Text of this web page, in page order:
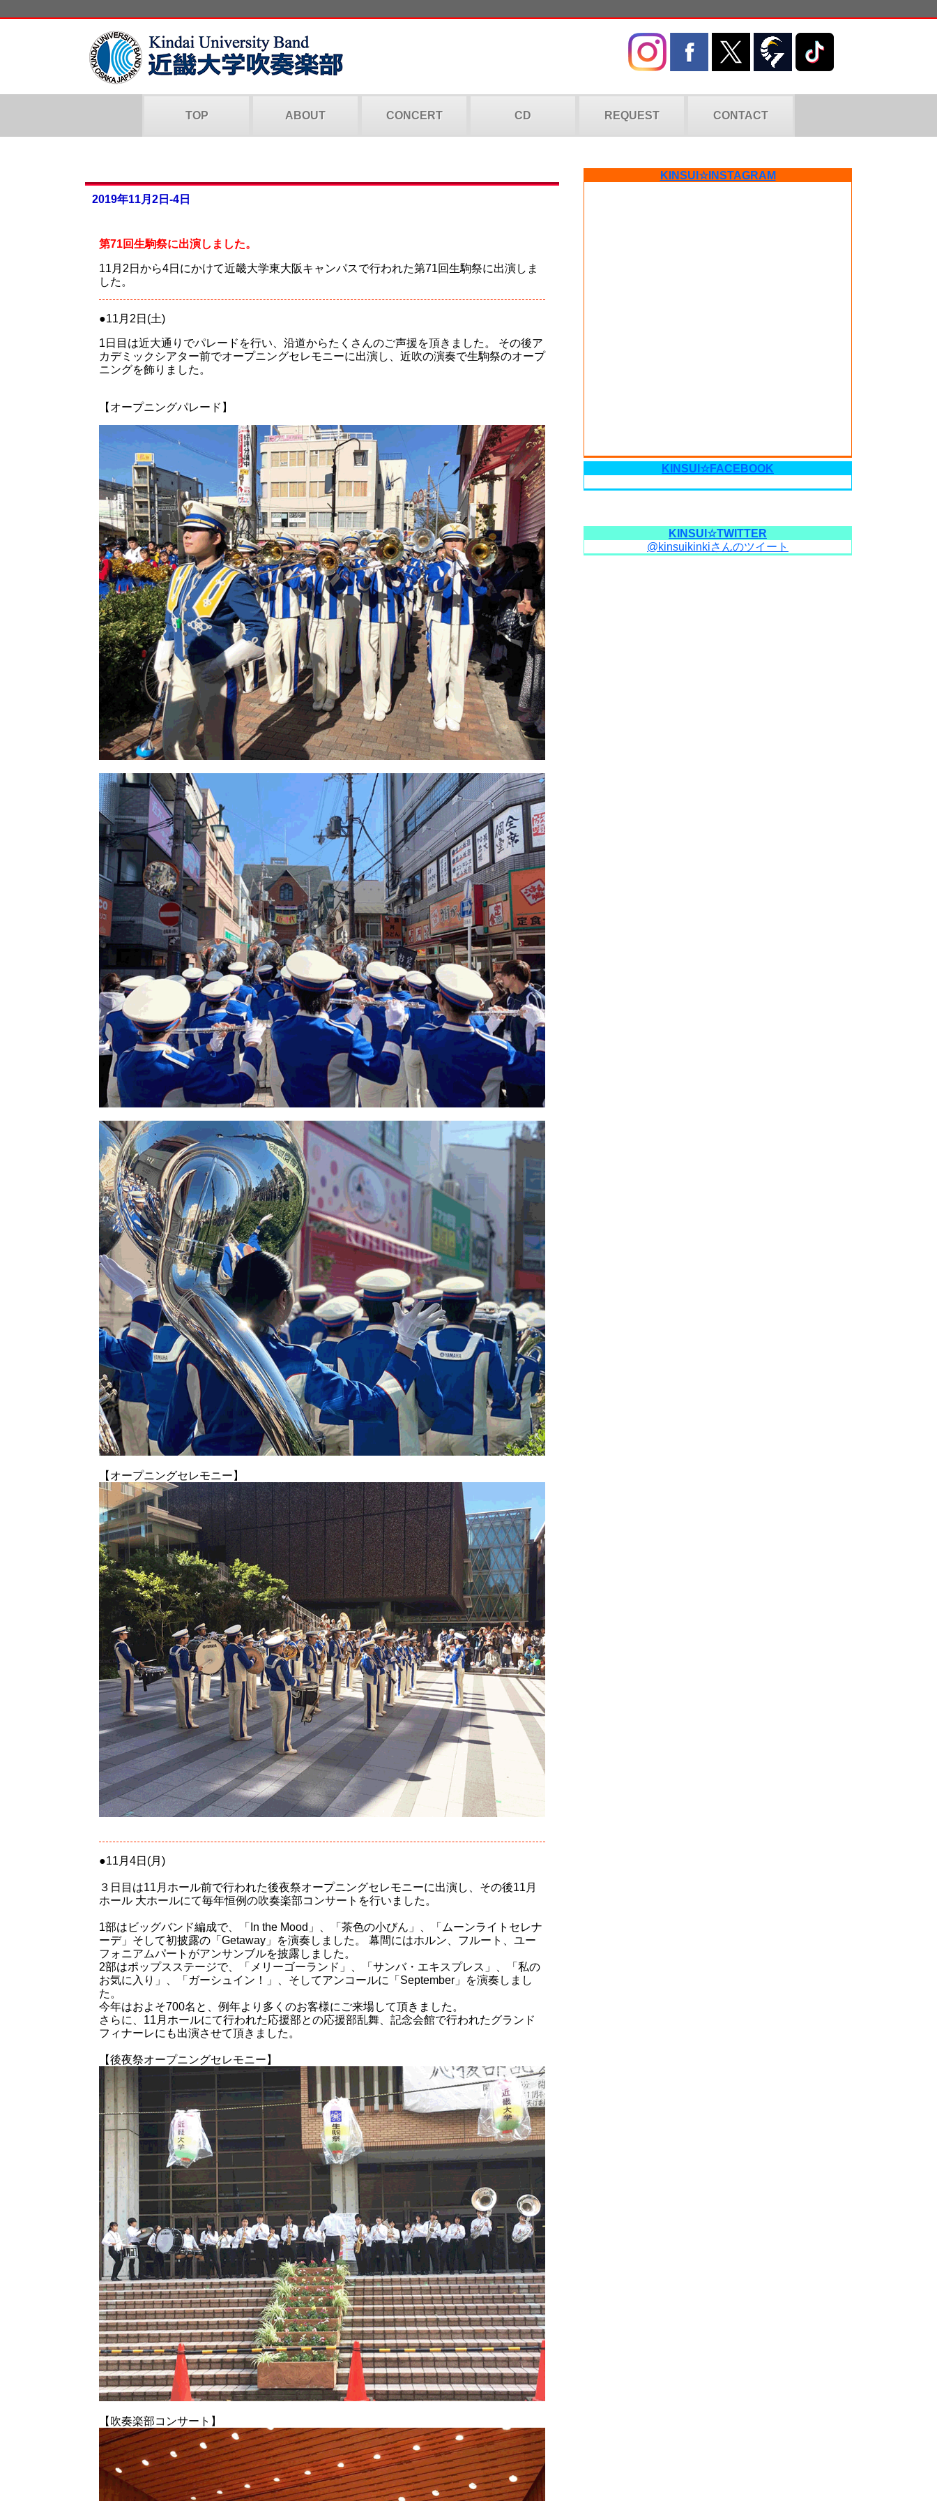
TOP ABOUT CONCERT CD REQUEST CONTACT
2019年11月2日-4日
第71回生駒祭に出演しました。
11月2日から4日にかけて近畿大学東大阪キャンパスで行われた第71回生駒祭に出演しま
した。
●11月2日(土)
1日目は近大通りでパレードを行い、沿道からたくさんのご声援を頂きました。 その後ア
カデミックシアター前でオープニングセレモニーに出演し、近吹の演奏で生駒祭のオープ
ニングを飾りました。
【オープニングパレード】
【オープニングセレモニー】
●11月4日(月)
３日目は11月ホール前で行われた後夜祭オープニングセレモニーに出演し、その後11月
ホール 大ホールにて毎年恒例の吹奏楽部コンサートを行いました。
1部はビッグバンド編成で、「In the Mood」、「茶色の小びん」、「ムーンライトセレナ
ーデ」そして初披露の「Getaway」を演奏しました。 幕間にはホルン、フルート、ユー
フォニアムパートがアンサンブルを披露しました。
2部はポップスステージで、「メリーゴーランド」、「サンバ・エキスプレス」、「私の
お気に入り」、「ガーシュイン！」、そしてアンコールに「September」を演奏しまし
た。
今年はおよそ700名と、例年より多くのお客様にご来場して頂きました。
さらに、11月ホールにて行われた応援部との応援部乱舞、記念会館で行われたグランド
フィナーレにも出演させて頂きました。
【後夜祭オープニングセレモニー】
【吹奏楽部コンサート】
KINSUI☆INSTAGRAM
KINSUI☆FACEBOOK
KINSUI☆TWITTER
@kinsuikinkiさんのツイート